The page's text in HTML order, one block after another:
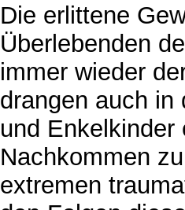
Die erlittene
Überlebenden
immer wieder
drangen auch in
und Enkelkinder
Nachkommen
extremen